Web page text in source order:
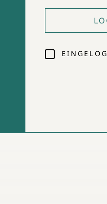
des Konsumklimas.